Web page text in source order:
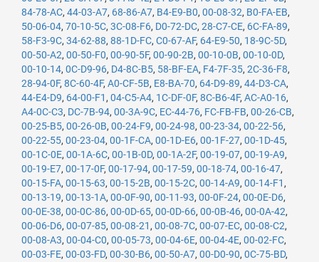
84-78-AC, 44-03-A7, 68-86-A7, B4-E9-B0, 00-08-32, B0-FA-EB,
50-06-04, 70-10-5C, 3C-08-F6, D0-72-DC, 28-C7-CE, 6C-FA-89,
58-F3-9C, 34-62-88, 88-1D-FC, C0-67-AF, 64-E9-50, 18-9C-5D,
00-50-A2, 00-50-F0, 00-90-5F, 00-90-2B, 00-10-0B, 00-10-0D,
00-10-14, 0C-D9-96, D4-8C-B5, 58-BF-EA, F4-7F-35, 2C-36-F8,
28-94-0F, 8C-60-4F, A0-CF-5B, E8-BA-70, 64-D9-89, 44-D3-CA,
44-E4-D9, 64-00-F1 , 04-C5-A4, 1C-DF-0F, 8C-B6-4F, AC-A0-16,
A4-0C-C3, DC-7B-94, 00-3A-9C, EC-44-76, FC-FB-FB, 00-26-CB,
00-25-B5, 00-26-0B, 00-24-F9, 00-24-98, 00-23-34, 00-22-56,
00-22-55, 00-23-04, 00-1F-CA, 00-1D-E6, 00-1F-27, 00-1D-45,
00-1C-0E, 00-1A-6C, 00-1B-0D, 00-1A-2F, 00-19-07, 00-19-A9,
00-19-E7, 00-17-0F, 00-17-94, 00-17-59, 00-18-74, 00-16-47,
00-15-FA, 00-15-63, 00-15-2B, 00-15-2C, 00-14-A9, 00-14-F1 ,
00-13-19, 00-13-1A, 00-0F-90, 00-11-93, 00-0F-24, 00-0E-D6,
00-0E-38, 00-0C-86, 00-0D-65, 00-0D-66, 00-0B-46, 00-0A-42,
00-06-D6, 00-07-85, 00-08-21 , 00-08-7C, 00-07-EC, 00-08-C2,
00-08-A3, 00-04-C0, 00-05-73, 00-04-6E, 00-04-4E, 00-02-FC,
00-03-FE, 00-03-FD, 00-30-B6, 00-50-A7, 00-D0-90, 0C-75-BD,